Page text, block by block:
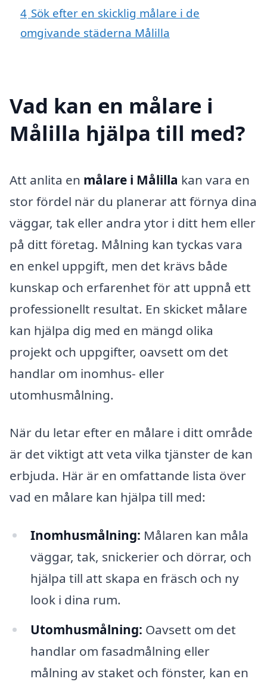
4 Sök efter en skicklig målare i de
omgivande städerna Målilla
Vad kan en målare i
Målilla hjälpa till med?
Att anlita en målare i Målilla kan vara en
stor fördel när du planerar att förnya dina
väggar, tak eller andra ytor i ditt hem eller
på ditt företag. Målning kan tyckas vara
en enkel uppgift, men det krävs både
kunskap och erfarenhet för att uppnå ett
professionellt resultat. En skicket målare
kan hjälpa dig med en mängd olika
projekt och uppgifter, oavsett om det
handlar om inomhus- eller
utomhusmålning.
När du letar efter en målare i ditt område
är det viktigt att veta vilka tjänster de kan
erbjuda. Här är en omfattande lista över
vad en målare kan hjälpa till med:
Inomhusmålning: Målaren kan måla
väggar, tak, snickerier och dörrar, och
hjälpa till att skapa en fräsch och ny
look i dina rum.
Utomhusmålning: Oavsett om det
handlar om fasadmålning eller
målning av staket och fönster, kan en